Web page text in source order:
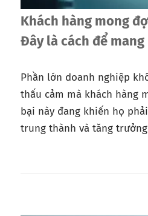
Khách hàng mong
Đây là cách để
Phần lớn doanh nghiệp
thấu cảm mà khách hàng
bại này đang khiến họ
trung thành và tăng